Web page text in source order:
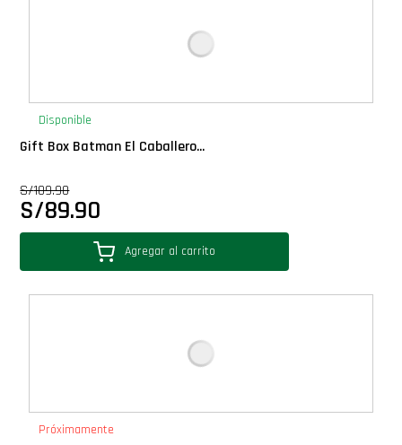
PRÓXIMAMENTE
Star Wars Oferta
Disponible
Gift Box Batman El Caballero...
S/109.90
S/89.90
Agregar al carrito
Próximamente